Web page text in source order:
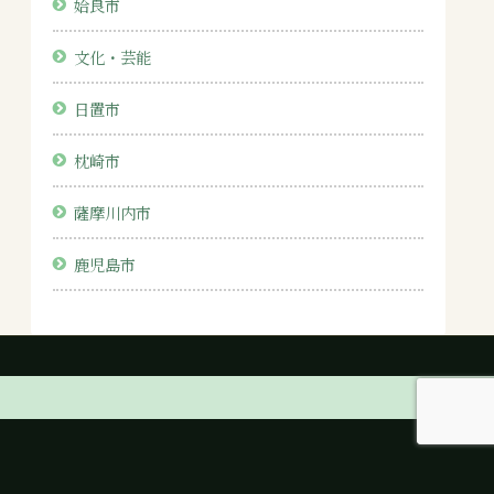
姶良市
文化・芸能
日置市
枕崎市
薩摩川内市
鹿児島市